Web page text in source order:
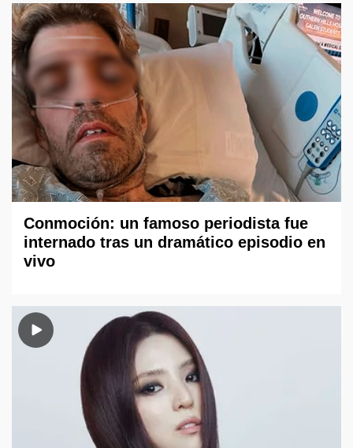
Conmoción: un famoso periodista fue
internado tras un dramático episodio en
vivo